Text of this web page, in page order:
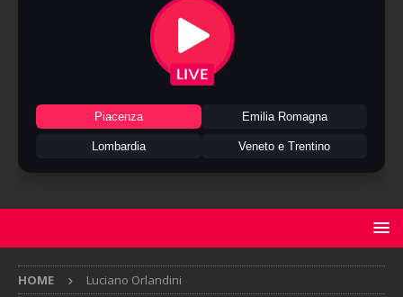
Piacenza Emilia Romagna
Lombardia Veneto e Trentino
HOME Luciano Orlandini